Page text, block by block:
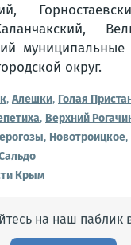
округ.
, Алешки, Голая
, Верхний
, Новотроицкое,
Крым
на наш паблик